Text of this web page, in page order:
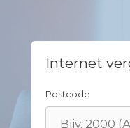
Internet
Postcode